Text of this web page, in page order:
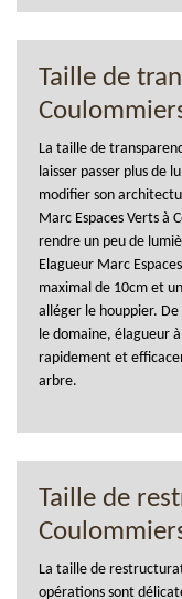
Taille de
La taille de
laisser passer plus de
modifier son
Marc Espaces Verts à
rendre un peu de
Elagueur Marc
maximal de 10cm et
alléger le houppier. De
le domaine, élagueur
rapidement et
arbre.
Taille de
La taille de
opérations sont